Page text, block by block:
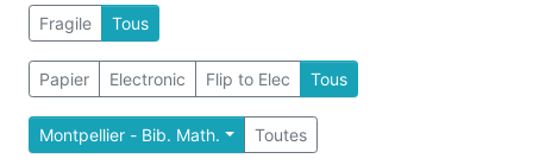
Fragile Tous
Papier Electronic Flip to Elec Tous
Montpellier - Bib. Math. Toutes